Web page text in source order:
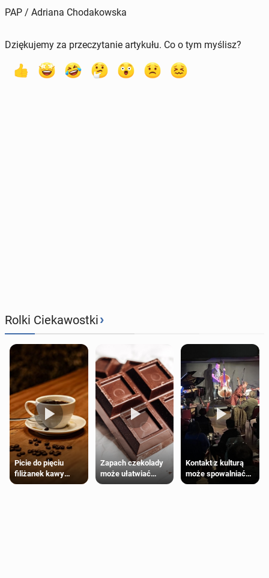
PAP / Adriana Chodakowska
Dziękujemy za przeczytanie artykułu. Co o tym myślisz?
Rolki Ciekawostki›
Picie do pięciu
filiżanek kawy
dziennie jest
Zapach czekolady
może ułatwiać
trening siłowy
Kontakt z kulturą
może spowalniać
starzenie